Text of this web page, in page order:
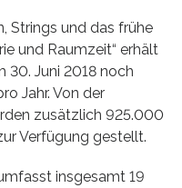
Strings und das frühe
und Raumzeit“ erhält
30. Juni 2018 noch
Jahr. Von der
zusätzlich 925.000
Verfügung gestellt.
insgesamt 19